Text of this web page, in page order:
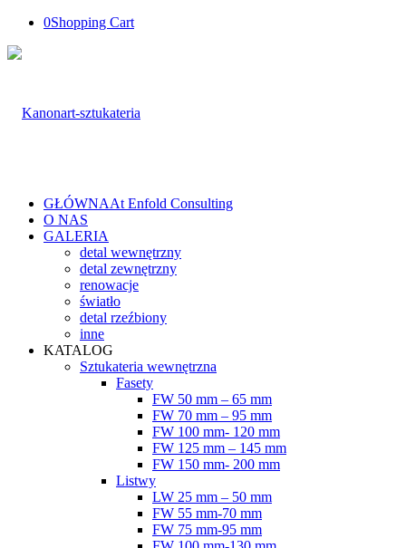
0Shopping Cart
GŁÓWNAAt Enfold Consulting
O NAS
GALERIA
detal wewnętrzny
detal zewnętrzny
renowacje
światło
detal rzeźbiony
inne
KATALOG
Sztukateria wewnętrzna
Fasety
FW 50 mm – 65 mm
FW 70 mm – 95 mm
FW 100 mm- 120 mm
FW 125 mm – 145 mm
FW 150 mm- 200 mm
Listwy
LW 25 mm – 50 mm
FW 55 mm-70 mm
FW 75 mm-95 mm